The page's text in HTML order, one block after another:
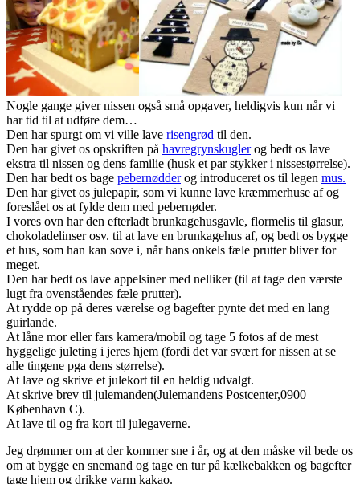
Nogle gange giver nissen også små opgaver, heldigvis kun når vi
har tid til at udføre dem…
Den har spurgt om vi ville lave risengrød til den.
Den har givet os opskriften på havregrynskuglerog bedt os lave
ekstra til nissen og dens familie (husk et par stykker i nissestørrelse).
Den har bedt os bage pebernødderog introduceret os til legen mus.
Den har givet os julepapir, som vi kunne lave kræmmerhuse af og
foreslået os at fylde dem med pebernøder.
I vores ovn har den efterladt brunkagehusgavle, flormelis til glasur,
chokoladelinser osv. til at lave en brunkagehus af, og bedt os bygge
et hus, som han kan sove i, når hans onkels fæle prutter bliver for
meget.
Den har bedt os lave appelsiner med nelliker (til at tage den værste
lugt fra ovenståendes fæle prutter).
At rydde op på deres værelse og bagefter pynte det med en lang
guirlande.
At låne mor eller fars kamera/mobil og tage 5 fotos af de mest
hyggelige juleting i jeres hjem (fordi det var svært for nissen at se
alle tingene pga dens størrelse).
At lave og skrive et julekort til en heldig udvalgt.
At skrive brev til julemanden(Julemandens Postcenter,0900
København C).
At lave til og fra kort til julegaverne.
Jeg drømmer om at der kommer sne i år, og at den måske vil bede os
om at bygge en snemand og tage en tur på kælkebakken og bagefter
tage hjem og drikke varm kakao.